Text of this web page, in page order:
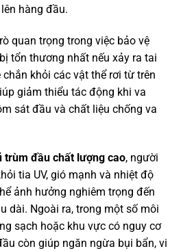
hàng đầu.
quan trọng trong việc bảo vệ
tổn thương nhất nếu xảy ra tai
khỏi các vật thể rơi từ trên
giảm thiểu tác động khi va
sát đầu và chất liệu chống va
trùm đầu chất lượng cao, người
tia UV, gió mạnh và nhiệt độ
ảnh hưởng nghiêm trọng đến
dài. Ngoài ra, trong một số môi
sạch hoặc khu vực có nguy cơ
còn giúp ngăn ngừa bụi bẩn, vi